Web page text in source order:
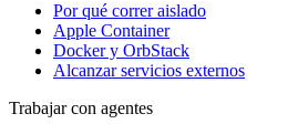
Por qué correr aislado
Apple Container
Docker y OrbStack
Alcanzar servicios externos
Trabajar con agentes